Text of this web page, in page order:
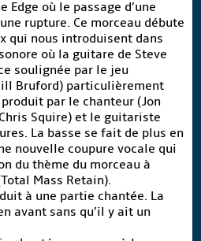
Edge où le passage d’une
rupture. Ce morceau débute
qui nous introduisent dans
où la guitare de Steve
soulignée par le jeu
Bruford) particulièrement
par le chanteur (Jon
Squire) et le guitariste
La basse se fait de plus en
nouvelle coupure vocale qui
du thème du morceau à
Mass Retain).
à une partie chantée. La
avant sans qu’il y ait un